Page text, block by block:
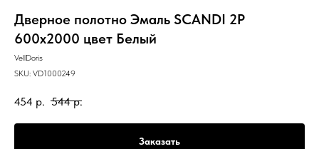
Дверное полотно Эмаль SCANDI 2P
600х2000 цвет Белый
VellDoris
SKU: VD1000249
454 р. 544 р.
Заказать